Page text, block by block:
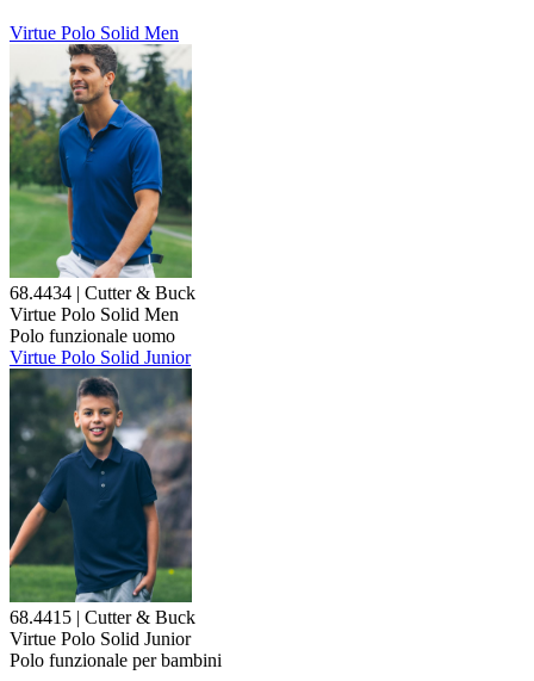
Virtue Polo Solid Men
68.4434 | Cutter & Buck
Virtue Polo Solid Men
Polo funzionale uomo
Virtue Polo Solid Junior
68.4415 | Cutter & Buck
Virtue Polo Solid Junior
Polo funzionale per bambini